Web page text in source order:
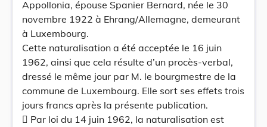
Appollonia, épouse Spanier Bernard, née le 30
novembre 1922 à Ehrang/Allemagne, demeurant
à Luxembourg.
Cette naturalisation a été acceptée le 16 juin
1962, ainsi que cela résulte d’un procès-verbal,
dressé le même jour par M. le bourgmestre de la
commune de Luxembourg. Elle sort ses effets trois
jours francs après la présente publication.
 Par loi du 14 juin 1962, la naturalisation est